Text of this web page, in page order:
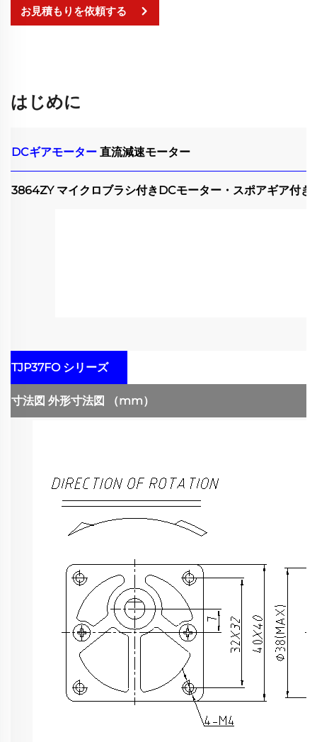
お見積もりを依頼する
はじめに
DCギアモーター 直流減速モーター
3864ZY マイクロブラシ付きDCモーター・スポアギア付き
TJP37FO シリーズ
寸法図 外形寸法図 （mm）